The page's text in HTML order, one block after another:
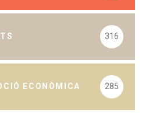
316
ECONÒMICA 285